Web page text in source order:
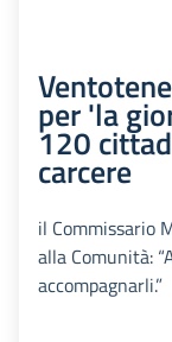
per 'la
120
carcere
il Commissario
alla Comunità:
accompagnarli.”